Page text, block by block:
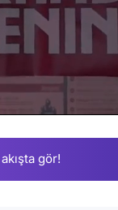
gör!